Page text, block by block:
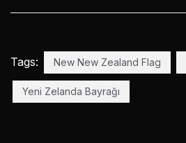
Tags: New New Zealand Flag
Yeni Zelanda Bayrağı